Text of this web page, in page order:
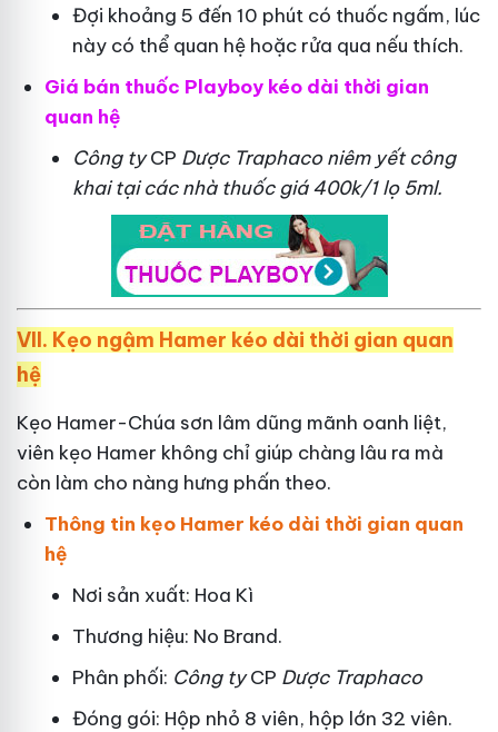
Đợi khoảng 5 đến 10 phút có thuốc ngấm, lúc
này có thể quan hệ hoặc rửa qua nếu thích.
Giá bán thuốc Playboy kéo dài thời gian
quan hệ
Công tyCP Dược Traphaconiêm yết công
khai tại các nhà thuốc giá 400k/1 lọ 5ml.
VII. Kẹo ngậm Hamer kéo dài thời gian quan
hệ
Kẹo Hamer-Chúa sơn lâm dũng mãnh oanh liệt,
viên kẹo Hamer không chỉ giúp chàng lâu ra mà
còn làm cho nàng hưng phấn theo.
Thông tin kẹo Hamer kéo dài thời gian quan
hệ
Nơi sản xuất: Hoa Kì
Thương hiệu: No Brand.
Phân phối: Công tyCP Dược Traphaco
Đóng gói: Hộp nhỏ 8 viên, hộp lớn 32 viên.